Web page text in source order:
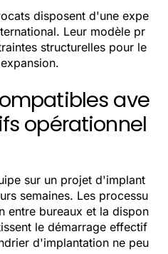
disposent d'une expe
Leur modèle pr
structurelles pour le
ave
opérationnel
sur un projet d'implant
semaines. Les processu
entre bureaux et la dispon
le démarrage effectif
d'implantation ne peu